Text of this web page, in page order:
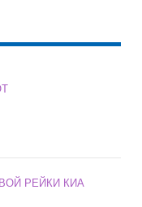
РЕЙКИ КИА